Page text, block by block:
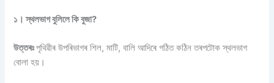
১। স্থলভাগ বুলিলে কি বুজা?
উত্তৰঃপৃথিৱীৰ উপৰিভাগৰ শিল, মাটি, বালি আদিৰে গঠিত কঠিন তৰপটোক স্থলভাগ
বোলা হয়।